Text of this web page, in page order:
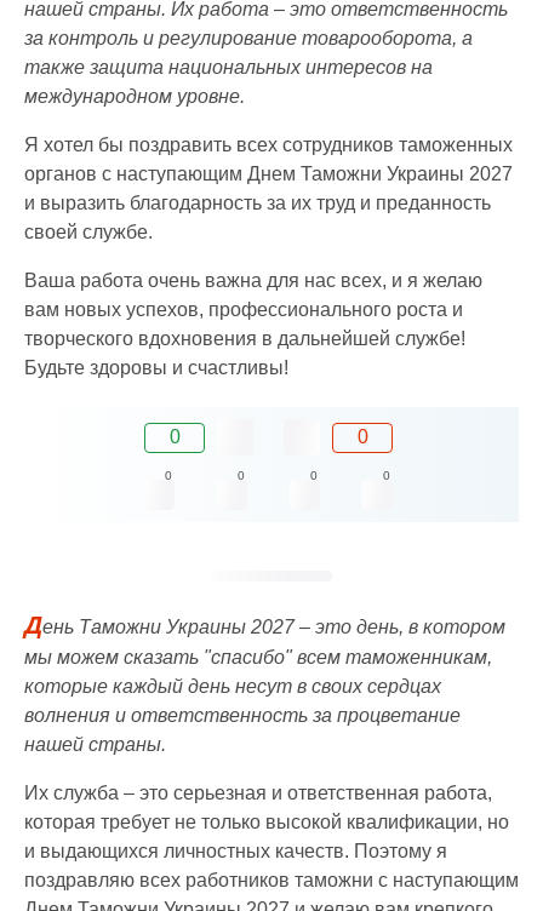
нашей страны. Их работа – это ответственность
за контроль и регулирование товарооборота, а
также защита национальных интересов на
международном уровне.
Я хотел бы поздравить всех сотрудников таможенных
органов с наступающим Днем Таможни Украины 2027
и выразить благодарность за их труд и преданность
своей службе.
Ваша работа очень важна для нас всех, и я желаю
вам новых успехов, профессионального роста и
творческого вдохновения в дальнейшей службе!
Будьте здоровы и счастливы!
0 0
0 0 0 0
День Таможни Украины 2027 – это день, в котором
мы можем сказать "спасибо" всем таможенникам,
которые каждый день несут в своих сердцах
волнения и ответственность за процветание
нашей страны.
Их служба – это серьезная и ответственная работа,
которая требует не только высокой квалификации, но
и выдающихся личностных качеств. Поэтому я
поздравляю всех работников таможни с наступающим